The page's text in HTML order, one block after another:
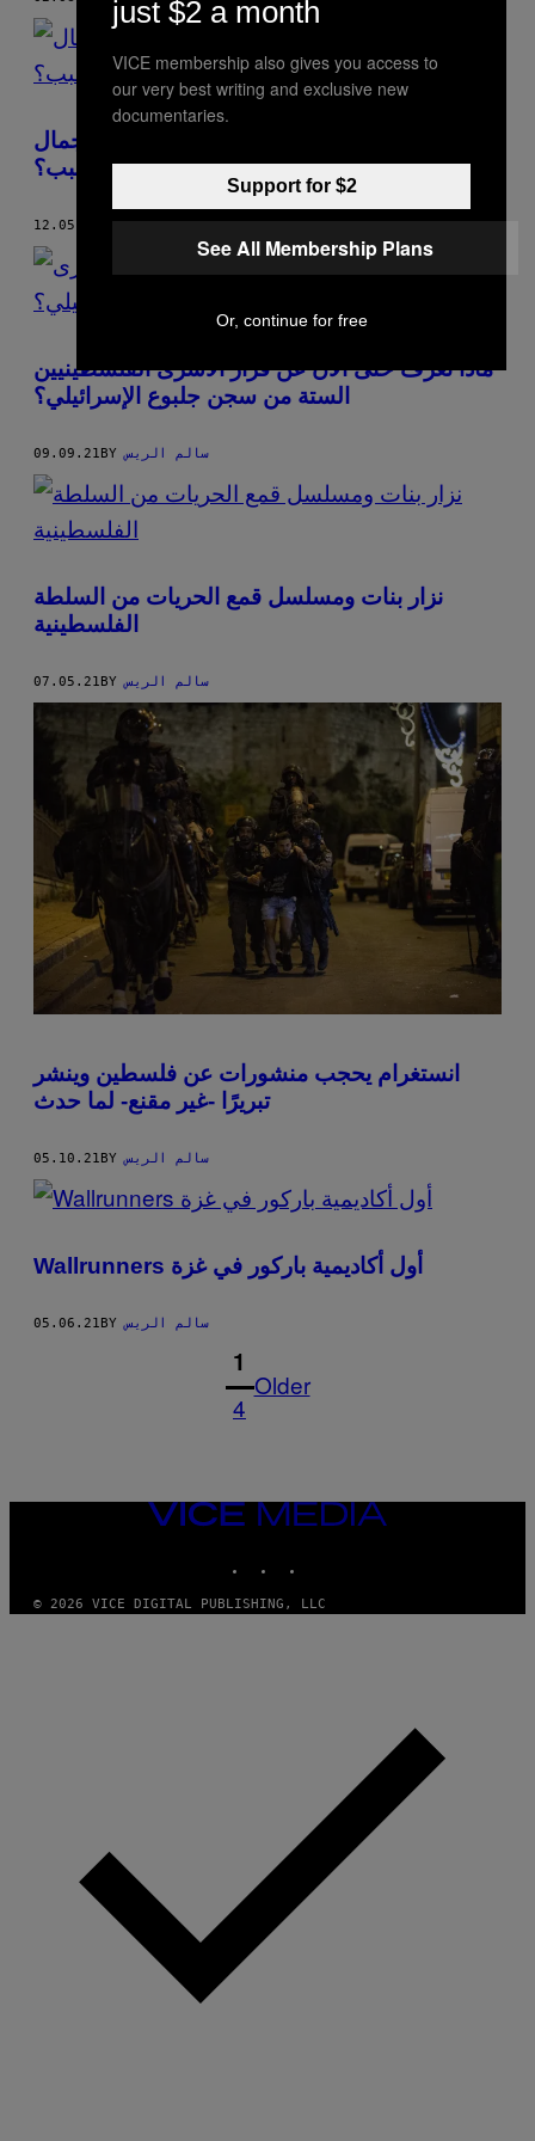
جدل ودعوات للانسحاب من مسابقة ملكة جمال
الكون 2021، ما السبب؟
12.05.21 BYسالم الريس
ماذا نعرف حتى الآن عن فرار الأسرى الفلسطينيين
الستة من سجن جلبوع الإسرائيلي؟
09.09.21BYسالم الريس
نزار بنات ومسلسل قمع الحريات من السلطة
الفلسطينية
07.05.21BYسالم الريس
انستغرام يحجب منشورات عن فلسطين وينشر
تبريرًا -غير مقنع- لما حدث
05.10.21 BYسالم الريس
Wallrunners أول أكاديمية باركور في غزة
05.06.21 BYسالم الريس
1
4
Older
VICE
© 2026 VICE DIGITAL PUBLISHING, LLC
just $2 a month
VICE membership also gives you access to
our very best writing and exclusive new
documentaries.
Support for $2
See All Membership Plans
Or, continue for free